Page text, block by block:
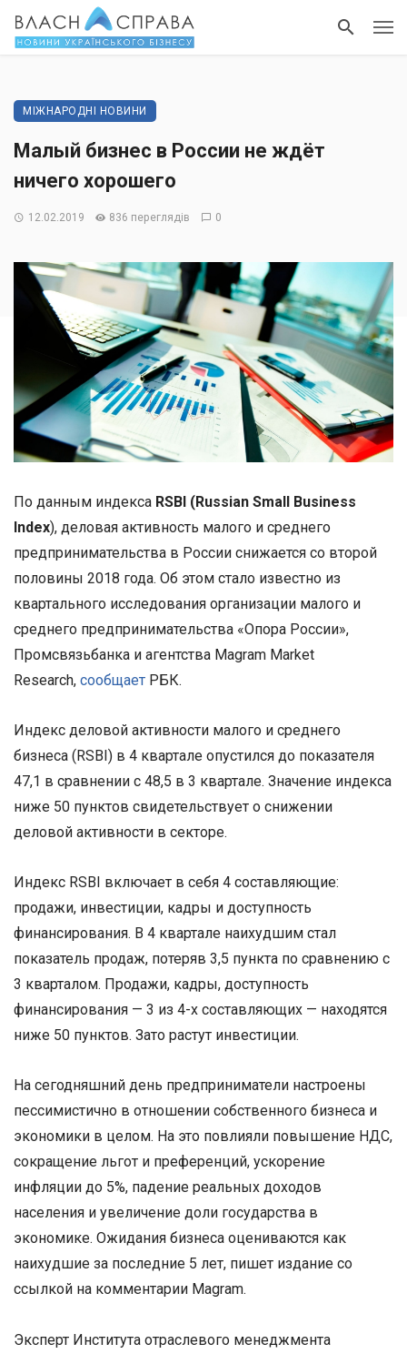
МІЖНАРОДНІ НОВИНИ
Малый бизнес в России не ждёт
ничего хорошего
12.02.2019 836 переглядів 0
По данным индекса RSBI (Russian Small Business
Index), деловая активность малого и среднего
предпринимательства в России снижается со второй
половины 2018 года. Об этом стало известно из
квартального исследования организации малого и
среднего предпринимательства «Опора России»,
Промсвязьбанка и агентства Magram Market
Research, сообщает РБК.
Индекс деловой активности малого и среднего
бизнеса (RSBI) в 4 квартале опустился до показателя
47,1 в сравнении с 48,5 в 3 квартале. Значение индекса
ниже 50 пунктов свидетельствует о снижении
деловой активности в секторе.
Индекс RSBI включает в себя 4 составляющие:
продажи, инвестиции, кадры и доступность
финансирования. В 4 квартале наихудшим стал
показатель продаж, потеряв 3,5 пункта по сравнению с
3 кварталом. Продажи, кадры, доступность
финансирования — 3 из 4-х составляющих — находятся
ниже 50 пунктов. Зато растут инвестиции.
На сегодняшний день предприниматели настроены
пессимистично в отношении собственного бизнеса и
экономики в целом. На это повлияли повышение НДС,
сокращение льгот и преференций, ускорение
инфляции до 5%, падение реальных доходов
населения и увеличение доли государства в
экономике. Ожидания бизнеса оцениваются как
наихудшие за последние 5 лет, пишет издание со
ссылкой на комментарии Magram.
Эксперт Института отраслевого менеджмента